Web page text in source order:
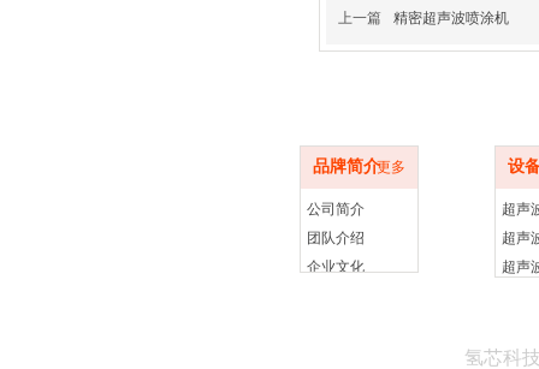
上一篇 精密超声波喷涂机
品牌简介更多
公司简介
团队介绍
企业文化
设
氢芯科